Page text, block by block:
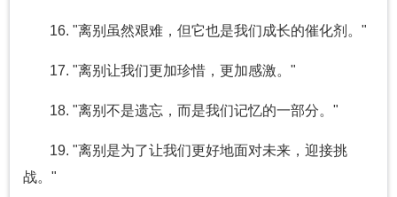
16. "离别虽然艰难，但它也是我们成长的催化剂。"
17. "离别让我们更加珍惜，更加感激。"
18. "离别不是遗忘，而是我们记忆的一部分。"
19. "离别是为了让我们更好地面对未来，迎接挑
战。"